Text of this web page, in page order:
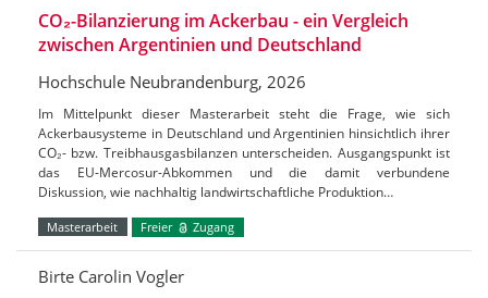
CO₂-Bilanzierung im Ackerbau - ein Vergleich
zwischen Argentinien und Deutschland
Hochschule Neubrandenburg, 2026
Im Mittelpunkt dieser Masterarbeit steht die Frage, wie sich
Ackerbausysteme in Deutschland und Argentinien hinsichtlich ihrer
CO₂- bzw. Treibhausgasbilanzen unterscheiden. Ausgangspunkt ist
das EU-Mercosur-Abkommen und die damit verbundene
Diskussion, wie nachhaltig landwirtschaftliche Produktion…
Masterarbeit Freier Zugang
Birte Carolin Vogler